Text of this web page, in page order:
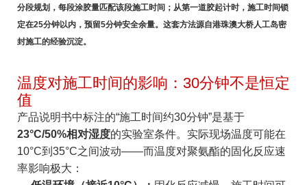
分段规划，每段涂胶量匹配该段施工时间；从第一道胶起计时，施工时间锁
定在25分钟以内，预留5分钟安全余量。这套方法源自港珠澳大桥人工岛密
封施工的经验沉淀。
温度对施工时间的影响：30分钟不是恒定
值
产品说明书中标注的“施工时间约30分钟”是基于
23°C/50%相对湿度的实验室条件。实际现场温度可能在
10°C到35°C之间波动——而温度对聚氨酯的固化反应速
率影响极大：